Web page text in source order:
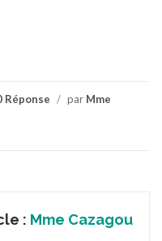
Réponse / par Mme
: Mme Cazagou